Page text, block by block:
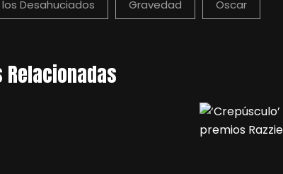
los Desahuciados Gravedad Oscar
Relacionadas